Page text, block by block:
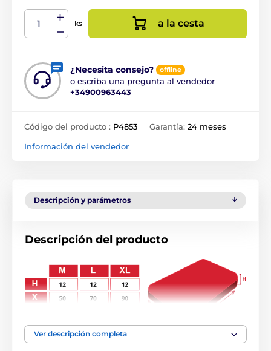
ks a la cesta
¿Necesita consejo? offline
o escriba una pregunta al vendedor
+34900963443
Código del producto : P4853 Garantía: 24 meses
Información del vendedor
Descripción y parámetros
Descripción del producto
El colchón para perros Reedog Standard, bien
Ver descripción completa